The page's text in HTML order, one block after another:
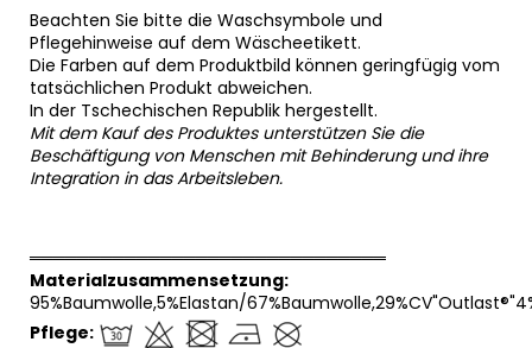
Beachten Sie bitte die Waschsymbole und
Pflegehinweise auf dem Wäscheetikett.
Die Farben auf dem Produktbild können geringfügig vom
tatsächlichen Produkt abweichen.
In der Tschechischen Republik hergestellt.
Mit dem Kauf des Produktes unterstützen Sie die
Beschäftigung von Menschen mit Behinderung und ihre
Integration in das Arbeitsleben.
══════════════════════════════
Materialzusammensetzung:
95%Baumwolle,5%Elastan/
Pflege: